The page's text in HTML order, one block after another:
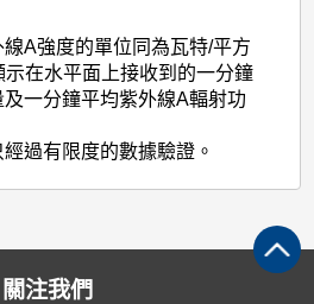
A強度的單位同為瓦特/平方
示在水平面上接收到的一分鐘
一分鐘平均紫外線A輻射功
經過有限度的數據驗證。
關注我們